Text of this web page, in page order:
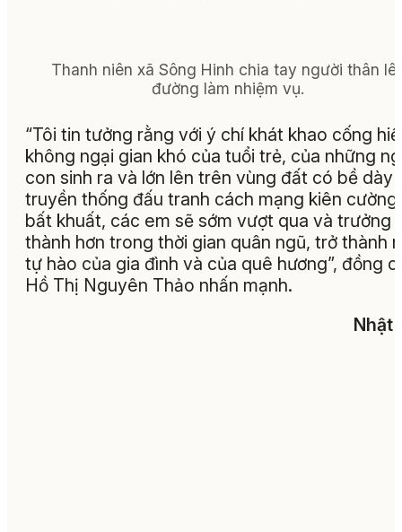
Thanh niên xã Sông Hinh chia tay người thân
đường làm nhiệm vụ.
“Tôi tin tưởng rằng với ý chí khát khao cống
không ngại gian khó của tuổi trẻ, của những
con sinh ra và lớn lên trên vùng đất có bề dày
truyền thống đấu tranh cách mạng kiên cường,
bất khuất, các em sẽ sớm vượt qua và trưởng
thành hơn trong thời gian quân ngũ, trở thành
tự hào của gia đình và của quê hương”, đồng
Hồ Thị Nguyên Thảo nhấn mạnh.
Nhật